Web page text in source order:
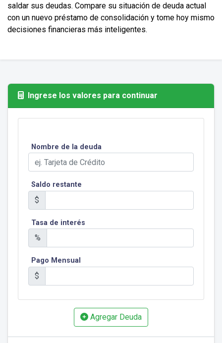
saldar sus deudas. Compare su situación de deuda actual
con un nuevo préstamo de consolidación y tome hoy mismo
decisiones financieras más inteligentes.
Ingrese los valores para continuar
Nombre de la deuda
Saldo restante
$
Tasa de interés
%
Pago Mensual
$
Agregar Deuda